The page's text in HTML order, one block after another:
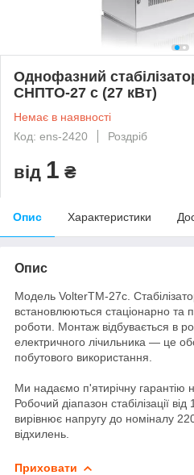
Однофазний
СНПТО-27 с (27 кВт)
Немає в наявності
Код: ens-2420
Роздріб
від 1 ₴
Опис Характеристики
Опис
Модель VolterTM-27с.
встановлюються стаціонарно та
роботи. Монтаж відбувається в
електричного лічильника — це
побутового використання.
Ми надаємо п'ятирічну гарантію
Робочий діапазон стабілізації
вирівнює напругу до номіналу
відхилень.
Приховати